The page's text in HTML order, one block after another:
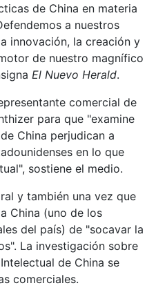
de China en materia
a nuestros
innovación, la creación y
de nuestro magnífico
El Nuevo Herald.
comercial de
para que "examine
China perjudican a
en lo que
sostiene el medio.
y también una vez que
China (uno de los
del país) de "socavar la
La investigación sobre
de China se
comerciales.